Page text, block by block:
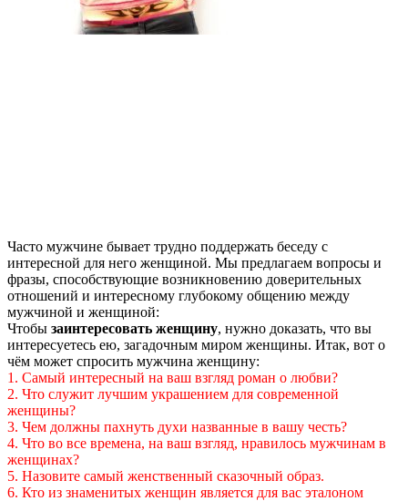
Часто мужчине бывает трудно поддержать беседу с
интересной для него женщиной. Мы предлагаем вопросы и
фразы, способствующие возникновению доверительных
отношений и интересному глубокому общению между
мужчиной и женщиной:
Чтобы заинтересовать женщину, нужно доказать, что вы
интересуетесь ею, загадочным миром женщины. Итак, вот о
чём может спросить мужчина женщину:
1. Самый интересный на ваш взгляд роман о любви?
2. Что служит лучшим украшением для современной
женщины?
3. Чем должны пахнуть духи названные в вашу честь?
4. Что во все времена, на ваш взгляд, нравилось мужчинам в
женщинах?
5. Назовите самый женственный сказочный образ.
6. Кто из знаменитых женщин является для вас эталоном